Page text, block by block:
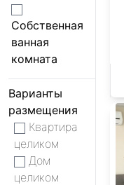
Собственная
ванная
комната
Варианты
размещения
Квартира
целиком
Дом
целиком